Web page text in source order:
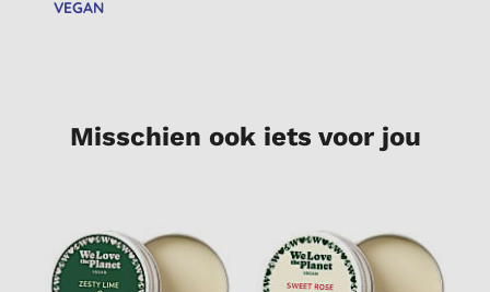
VEGAN
Misschien ook iets voor jou